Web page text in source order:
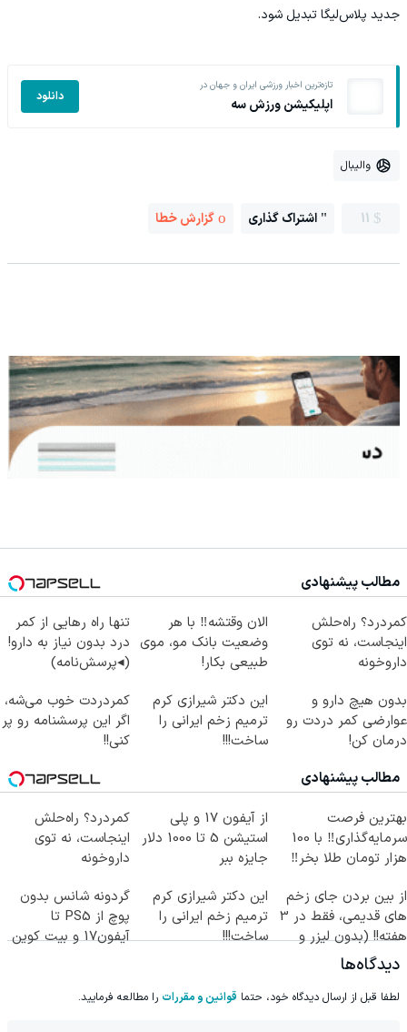
جدید پلاس‌لیگا تبدیل شود.
تازه‌ترین اخبار ورزشی ایران و جهان در
اپلیکیشن ورزش سه دانلود
والیبال
11 اشتراک گذاری گزارش خطا
مطالب پیشنهادی
کمردرد؟ راه‌حلش
اینجاست، نه توی
داروخونه
الان وقتشه‼️ با هر
وضعیت بانک مو، موی
طبیعی بکار!
تنها راه رهایی از کمر
درد بدون نیاز به دارو!
(◂پرسش‌نامه)
بدون هیچ دارو و
عوارضی کمر دردت رو
درمان کن!
این دکتر شیرازی کرم
ترمیم زخم ایرانی را
ساخت!!!
کمردردت خوب می‌شه،
اگر این پرسشنامه رو پر
کنی!!
مطالب پیشنهادی
بهترین فرصت
سرمایه‌گذاری‼️ با 100
هزار تومان طلا بخر‼️
از آیفون 17 و پلی
استیشن 5 تا 1000 دلار
جایزه ببر
کمردرد؟ راه‌حلش
اینجاست، نه توی
داروخونه
از بین بردن جای زخم
های قدیمی، فقط در 3
هفته!! (بدون لیزر و
جراحی)
این دکتر شیرازی کرم
ترمیم زخم ایرانی را
ساخت!!!
گردونه شانس بدون
پوچ از PS5 تا
آیفون17 و بیت کوین
دیدگاه‌ها
لطفا قبل از ارسال دیدگاه خود، حتما قوانین و مقررات را مطالعه فرمایید.